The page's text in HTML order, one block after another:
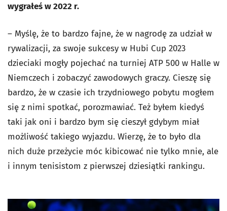
wygrałeś w 2022 r.
– Myślę, że to bardzo fajne, że w nagrodę za udział w
rywalizacji, za swoje sukcesy w Hubi Cup 2023
dzieciaki mogły pojechać na turniej ATP 500 w Halle w
Niemczech i zobaczyć zawodowych graczy. Cieszę się
bardzo, że w czasie ich trzydniowego pobytu mogłem
się z nimi spotkać, porozmawiać. Też byłem kiedyś
taki jak oni i bardzo bym się cieszył gdybym miał
możliwość takiego wyjazdu. Wierzę, że to było dla
nich duże przeżycie móc kibicować nie tylko mnie, ale
i innym tenisistom z pierwszej dziesiątki rankingu.